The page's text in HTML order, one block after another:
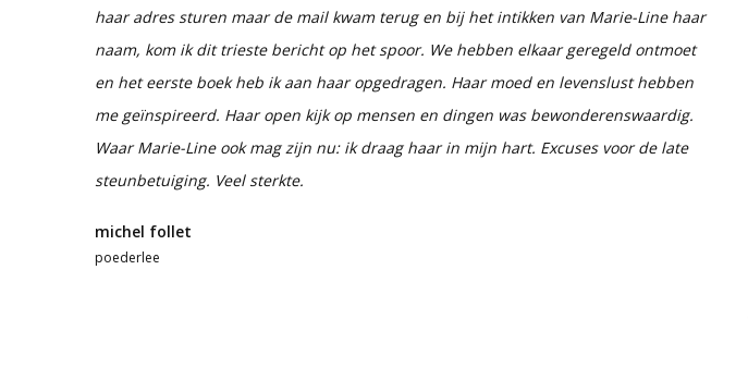
haar adres sturen maar de mail kwam terug en bij het intikken van Marie-Line haar
naam, kom ik dit trieste bericht op het spoor. We hebben elkaar geregeld ontmoet
en het eerste boek heb ik aan haar opgedragen. Haar moed en levenslust hebben
me geïnspireerd. Haar open kijk op mensen en dingen was bewonderenswaardig.
Waar Marie-Line ook mag zijn nu: ik draag haar in mijn hart. Excuses voor de late
steunbetuiging. Veel sterkte.
michel follet
poederlee